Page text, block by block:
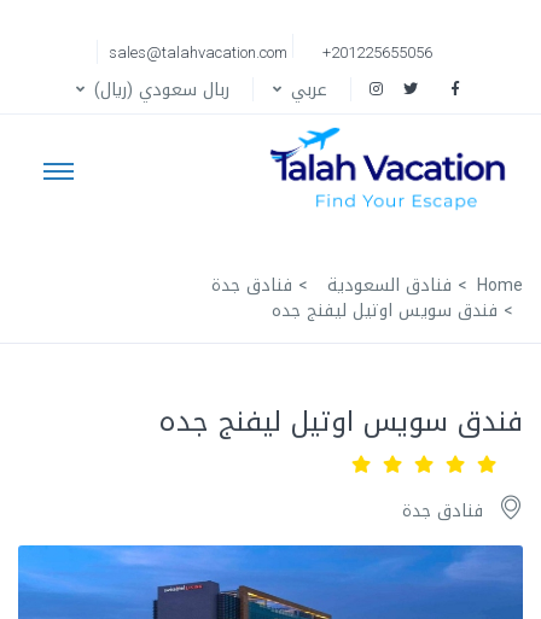
+201225655056
sales@talahvacation.com
عربي ربال سعودي (ريال)
Home فنادق السعودية فنادق جدة
فندق سويس اوتيل ليفنج جده
فندق سويس اوتيل ليفنج جده
فنادق جدة